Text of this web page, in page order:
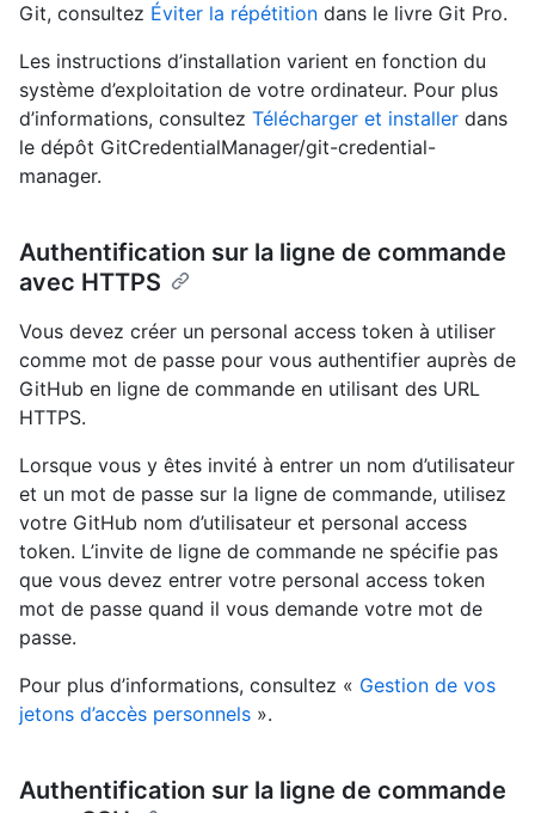
Git, consultez Éviter la répétition dans le livre Git Pro.
Les instructions d’installation varient en fonction du
système d’exploitation de votre ordinateur. Pour plus
d’informations, consultez Télécharger et installer dans
le dépôt GitCredentialManager/git-credential-
manager.
Authentification sur la ligne de commande
avec HTTPS
Vous devez créer un personal access token à utiliser
comme mot de passe pour vous authentifier auprès de
GitHub en ligne de commande en utilisant des URL
HTTPS.
Lorsque vous y êtes invité à entrer un nom d’utilisateur
et un mot de passe sur la ligne de commande, utilisez
votre GitHub nom d’utilisateur et personal access
token. L’invite de ligne de commande ne spécifie pas
que vous devez entrer votre personal access token
mot de passe quand il vous demande votre mot de
passe.
Pour plus d’informations, consultez « Gestion de vos
jetons d’accès personnels ».
Authentification sur la ligne de commande